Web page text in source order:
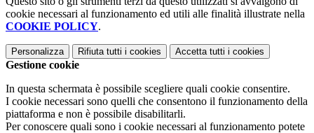
cookie necessari al funzionamento ed utili alle finalità illustrate nella
COOKIE POLICY.
Personalizza Rifiuta tutti i cookies Accetta tutti i cookies
Gestione cookie
In questa schermata è possibile scegliere quali cookie consentire.
I cookie necessari sono quelli che consentono il funzionamento della
piattaforma e non è possibile disabilitarli.
Per conoscere quali sono i cookie necessari al funzionamento potete